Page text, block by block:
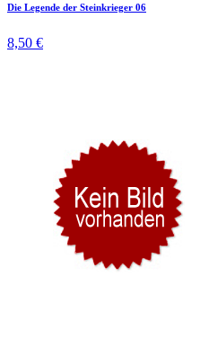
Die Legende der Steinkrieger 06
8,50 €